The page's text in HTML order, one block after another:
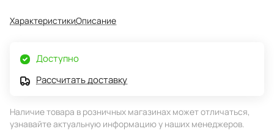
ХарактеристикиОписание
Доступно
Рассчитать доставку
Наличие товара в розничных магазинах может отличаться,
узнавайте актуальную информацию у наших менеджеров.